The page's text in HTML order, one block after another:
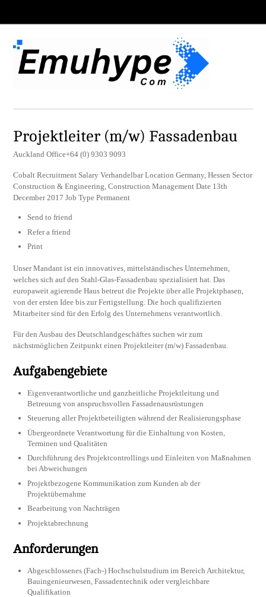
Projektleiter (m/w) Fassadenbau
Auckland Office+64 (0) 9303 9093
Cobalt Recruitment Salary Verhandelbar Location Germany, Hessen Sector
Construction & Engineering, Construction Management Date 13th
December 2017 Job Type Permanent
Send to friend
Refer a friend
Print
Unser Mandant ist ein innovatives, mittelständisches Unternehmen,
welches sich auf den Stahl-Glas-Fassadenbau spezialisiert hat. Das
europaweit agierende Haus betreut die Projekte über alle Projektphasen,
von der ersten Idee bis zur Fertigstellung. Die hoch qualifizierten
Mitarbeiter sind für den Erfolg des Unternehmens verantwortlich.
Für den Ausbau des Deutschlandgeschäftes suchen wir zum
nächstmöglichen Zeitpunkt einen Projektleiter (m/w) Fassadenbau.
Aufgabengebiete
Eigenverantwortliche und ganzheitliche Projektleitung und
Betreuung von anspruchsvollen Fassadenausrüstungen
Steuerung aller Projektbeteiligten während der Realisierungsphase
Übergeordnete Verantwortung für die Einhaltung von Kosten,
Terminen und Qualitäten
Durchführung des Projektcontrollings und Einleiten von Maßnahmen
bei Abweichungen
Projektbezogene Kommunikation zum Kunden ab der
Projektübernahme
Bearbeitung von Nachträgen
Projektabrechnung
Anforderungen
Abgeschlossenes (Fach-) Hochschulstudium im Bereich Architektur,
Bauingenieurwesen, Fassadentechnik oder vergleichbare
Qualifikation